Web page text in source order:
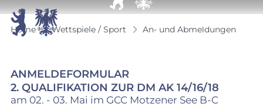
Home Wettspiele / Sport An- und Abmeldungen
ANMELDEFORMULAR
2. QUALIFIKATION ZUR DM AK 14/16/18
am 02. - 03. Mai im GCC Motzener See B-C